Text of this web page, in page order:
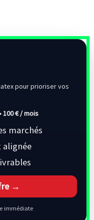
pour prioriser vos
100 € / mois
marchés
alignée
→
immédiate